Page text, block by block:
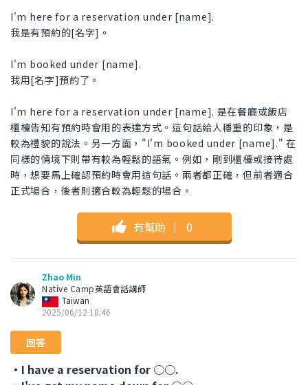
I'm here for a reservation under [name].
我是有預約的[名字]。
I'm booked under [name].
我用[名字]預約了。
I'm here for a reservation under [name]. 是在餐廳或飯店
櫃檯告知有預約時會用的表達方式。這句話給人穩重的印象，是
較為禮貌的說法。另一方面，"I'm booked under [name]." 在
同樣的情境下則帶有較為輕鬆的語氣。例如，剛到櫃檯或接待處
時，想要馬上確認預約時會用這句話。兩者都正確，但前者適合
正式場合，後者則適合較為輕鬆的場合。
有幫助 ｜ 0
Zhao Min
Native Camp英語會話講師
Taiwan
2025/06/12 18:46
回答
・I have a reservation for ○○.